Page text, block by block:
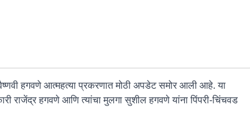
वैष्णवी हगवणे आत्महत्या प्रकरणात मोठी अपडेट समोर आली आहे. या
राजेंद्र हगवणे आणि त्यांचा मुलगा सुशील हगवणे यांना पिंपरी-चिंचवड